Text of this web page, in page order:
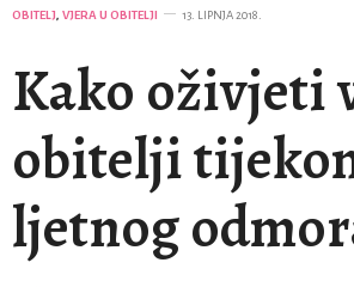
OBITELJ, VJERA U OBITELJI 13. LIPNJA 2018.
Kako oživjeti
obitelji
ljetnog